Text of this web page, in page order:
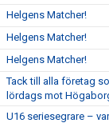
Helgens Matcher!
Helgens Matcher!
Helgens Matcher!
Tack till alla företag
lördags mot
U16 seriesegrare –